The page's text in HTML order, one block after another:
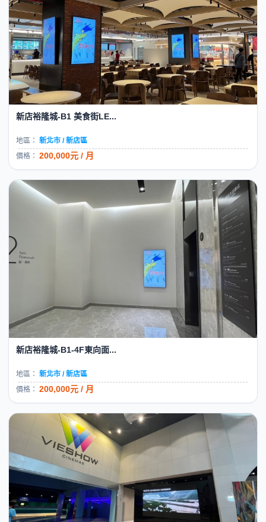
新店裕隆城-B1 美食街LE...
地區： 新北市 / 新店區
價格： 200,000元 / 月
新店裕隆城-B1-4F東向面...
地區： 新北市 / 新店區
價格： 200,000元 / 月